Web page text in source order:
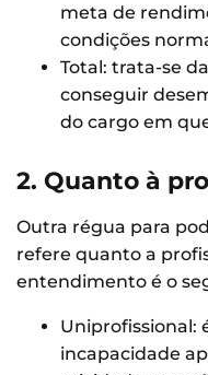
meta de
condições
Total: trata-se
conseguir
do cargo em
2. Quanto à
Outra régua para
refere quanto a
entendimento é o
Uniprofissional:
incapacidade